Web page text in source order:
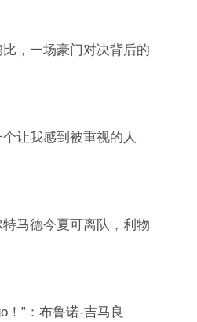
，一场豪门对决背后的
让我感到被重视的人
马德今夏可离队，利物
！”：布鲁诺-吉马良